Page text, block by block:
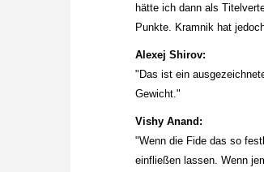
hätte ich dann als
Punkte. Kramnik hat
Alexej Shirov:
"Das ist ein
Gewicht."
Vishy Anand:
"Wenn die Fide das so
einfließen lassen. Wenn